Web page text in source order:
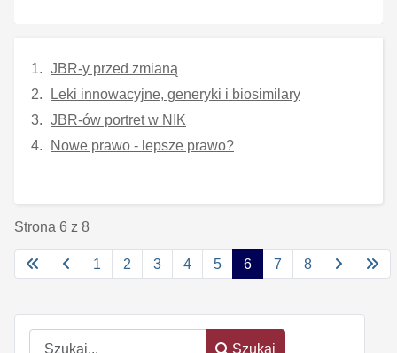
Szukaj
Szukaj
JBR-y przed zmianą
Leki innowacyjne, generyki i biosimilary
JBR-ów portret w NIK
Nowe prawo - lepsze prawo?
Strona 6 z 8
1 2 3 4 5 6 7 8